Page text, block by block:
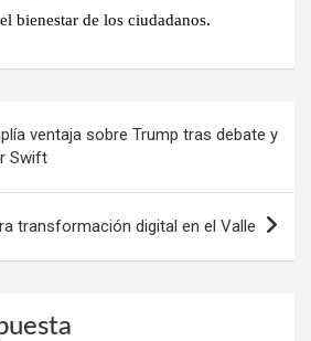
bienestar de los ciudadanos.
ventaja sobre Trump tras debate y
Swift
transformación digital en el Valle